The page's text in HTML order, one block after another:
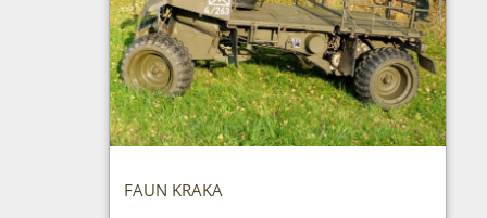
FAUN KRAKA